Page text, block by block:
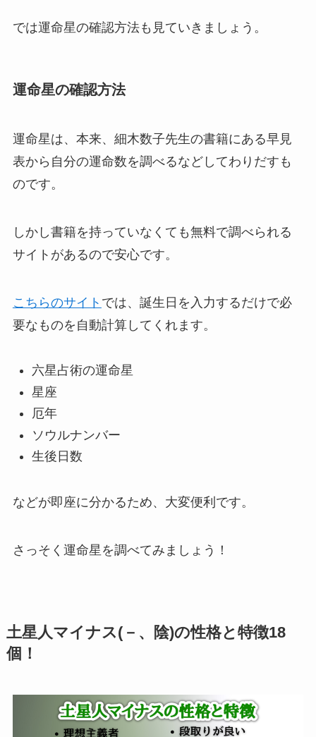
では運命星の確認方法も見ていきましょう。
運命星の確認方法
運命星は、本来、細木数子先生の書籍にある早見
表から自分の運命数を調べるなどしてわりだすも
のです。
しかし書籍を持っていなくても無料で調べられる
サイトがあるので安心です。
こちらのサイト では、誕生日を入力するだけで必
要なものを自動計算してくれます。
六星占術の運命星
星座
厄年
ソウルナンバー
生後日数
などが即座に分かるため、大変便利です。
さっそく運命星を調べてみましょう！
土星人マイナス(－、陰)の性格と特徴18
個！